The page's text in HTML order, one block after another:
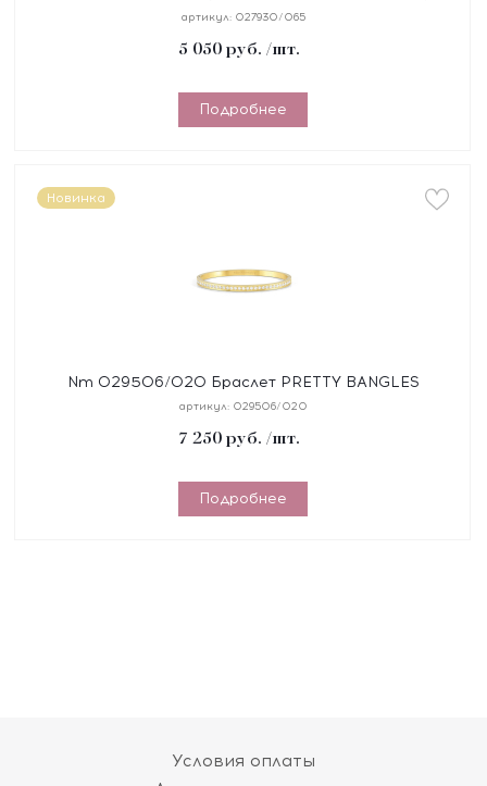
ЯШМА" размер 18-21 см, синтетический шнур, сталь,
артикул: 027930/065
5 050 руб. /шт.
Подробнее
Новинка
Nm 029506/020 Браслет PRETTY BANGLES
размер 19 см, сталь, цирконы белые, покрытие
артикул: 029506/020
7 250 руб. /шт.
Подробнее
Условия оплаты